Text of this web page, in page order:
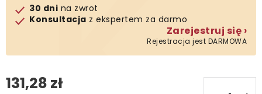
30 dni na zwrot
Konsultacja z ekspertem za darmo
Zarejestruj się ›
Rejestracja jest DARMOWA
131,28 zł